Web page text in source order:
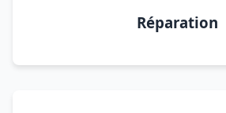
Réparation